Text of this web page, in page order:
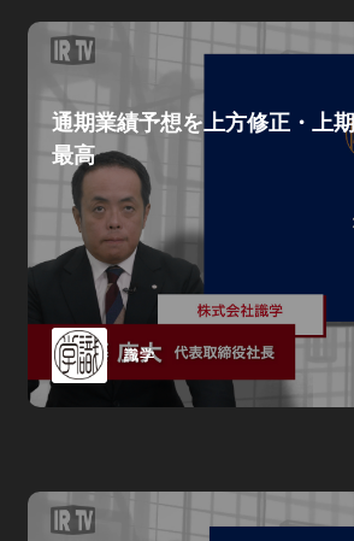
識学
通期業績予想を上方修正・上
最高